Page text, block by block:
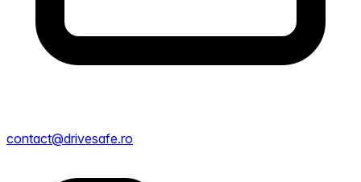
contact@drivesafe.ro